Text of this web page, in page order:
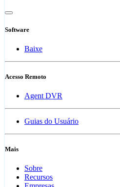
Software
Baixe
Acesso Remoto
Agent DVR
Guias do Usuário
Mais
Sobre
Recursos